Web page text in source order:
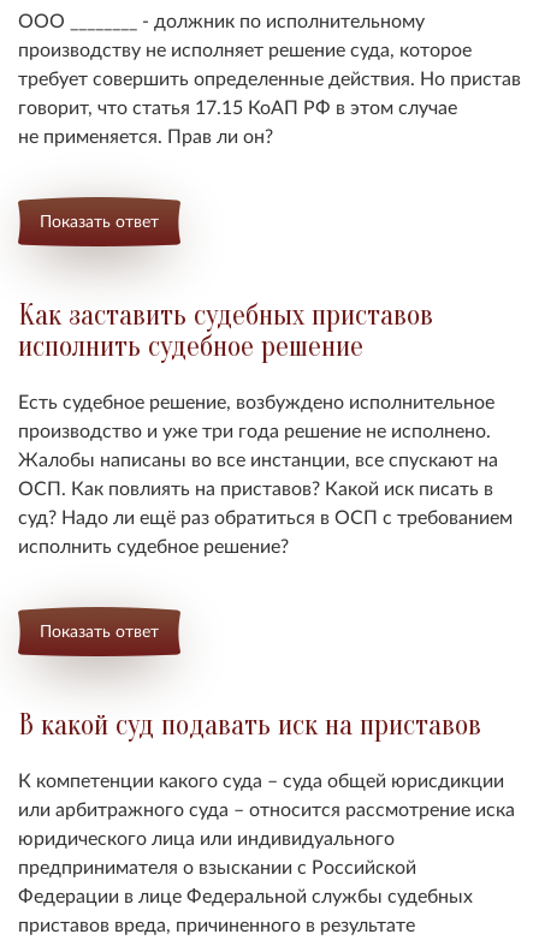
ООО ________ - должник по исполнительному
производству не исполняет решение суда, которое
требует совершить определенные действия. Но пристав
говорит, что статья 17.15 КоАП РФ в этом случае
не применяется. Прав ли он?
Показать ответ
Как заставить судебных приставов
исполнить судебное решение
Есть судебное решение, возбуждено исполнительное
производство и уже три года решение не исполнено.
Жалобы написаны во все инстанции, все спускают на
ОСП. Как повлиять на приставов? Какой иск писать в
суд? Надо ли ещё раз обратиться в ОСП с требованием
исполнить судебное решение?
Показать ответ
В какой суд подавать иск на приставов
К компетенции какого суда – суда общей юрисдикции
или арбитражного суда – относится рассмотрение иска
юридического лица или индивидуального
предпринимателя о взыскании с Российской
Федерации в лице Федеральной службы судебных
приставов вреда, причиненного в результате